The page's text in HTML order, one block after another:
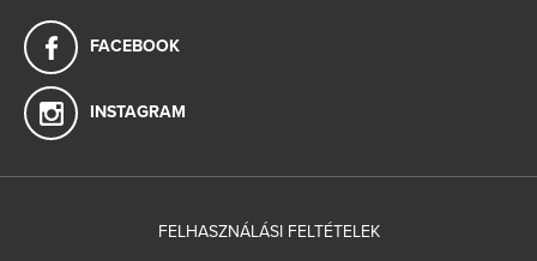
FACEBOOK
INSTAGRAM
FELHASZNÁLÁSI FELTÉTELEK